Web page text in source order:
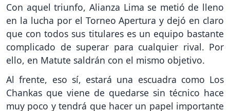
Con aquel triunfo, Alianza Lima se metió de lleno
en la lucha por el Torneo Apertura y dejó en claro
que con todos sus titulares es un equipo bastante
complicado de superar para cualquier rival. Por
ello, en Matute saldrán con el mismo objetivo.
Al frente, eso sí, estará una escuadra como Los
Chankas que viene de quedarse sin técnico hace
muy poco y tendrá que hacer un papel importante